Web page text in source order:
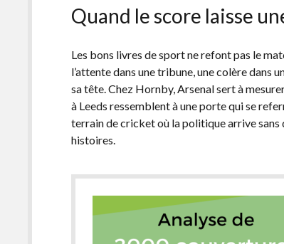
Quand le score laisse
Les bons livres de sport ne refont pas le
l’attente dans une tribune, une colère dans
sa tête. Chez Hornby, Arsenal sert à
à Leeds ressemblent à une porte qui se
terrain de cricket où la politique arrive sans
histoires.